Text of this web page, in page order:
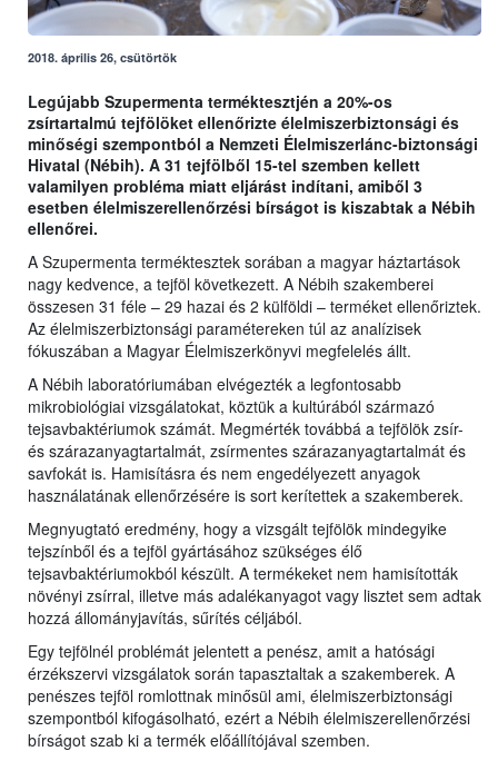
2018. április 26, csütörtök
Legújabb Szupermenta terméktesztjén a 20%-os
zsírtartalmú tejfölöket ellenőrizte élelmiszerbiztonsági és
minőségi szempontból a Nemzeti Élelmiszerlánc-biztonsági
Hivatal (Nébih). A 31 tejfölből 15-tel szemben kellett
valamilyen probléma miatt eljárást indítani, amiből 3
esetben élelmiszerellenőrzési bírságot is kiszabtak a Nébih
ellenőrei.
A Szupermenta terméktesztek sorában a magyar háztartások
nagy kedvence, a tejföl következett. A Nébih szakemberei
összesen 31 féle – 29 hazai és 2 külföldi – terméket ellenőriztek.
Az élelmiszerbiztonsági paramétereken túl az analízisek
fókuszában a Magyar Élelmiszerkönyvi megfelelés állt.
A Nébih laboratóriumában elvégezték a legfontosabb
mikrobiológiai vizsgálatokat, köztük a kultúrából származó
tejsavbaktériumok számát. Megmérték továbbá a tejfölök zsír-
és szárazanyagtartalmát, zsírmentes szárazanyagtartalmát és
savfokát is. Hamisításra és nem engedélyezett anyagok
használatának ellenőrzésére is sort kerítettek a szakemberek.
Megnyugtató eredmény, hogy a vizsgált tejfölök mindegyike
tejszínből és a tejföl gyártásához szükséges élő
tejsavbaktériumokból készült. A termékeket nem hamisították
növényi zsírral, illetve más adalékanyagot vagy lisztet sem adtak
hozzá állományjavítás, sűrítés céljából.
Egy tejfölnél problémát jelentett a penész, amit a hatósági
érzékszervi vizsgálatok során tapasztaltak a szakemberek. A
penészes tejföl romlottnak minősül ami, élelmiszerbiztonsági
szempontból kifogásolható, ezért a Nébih élelmiszerellenőrzési
bírságot szab ki a termék előállítójával szemben.